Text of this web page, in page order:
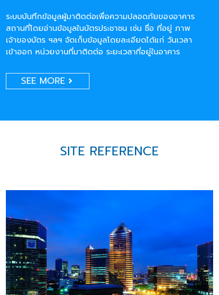
ระบบบันทึกข้อมูลผู้มาติดต่อเพื่อความปลอดภัยของอาคาร
สถานที่โดยอ่านข้อมูลในบัตรประชาชน เช่น ชื่อ ที่อยู่ ภาพ
เจ้าของบัตร ฯลฯ จัดเก็บข้อมูลโดยละเอียดได้แก่ วันเวลา
เข้าออก หน่วยงานที่มาติดต่อ ระยะเวลาที่อยู่ในอาคาร
SEE MORE
SITE REFERENCE